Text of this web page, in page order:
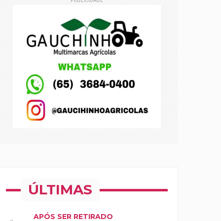
ÚLTIMAS
APÓS SER RETIRADO